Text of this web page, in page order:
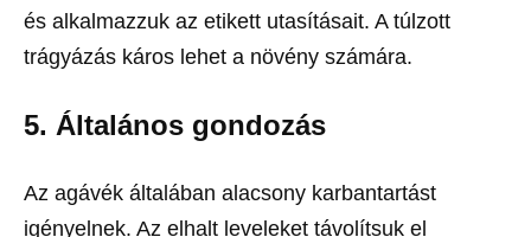
és alkalmazzuk az etikett utasításait. A túlzott
trágyázás káros lehet a növény számára.
5. Általános gondozás
Az agávék általában alacsony karbantartást
igényelnek. Az elhalt leveleket távolítsuk el